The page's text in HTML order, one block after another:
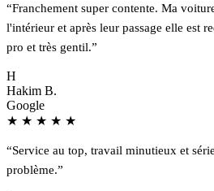
“Franchement super contente. Ma
l'intérieur et après leur passage elle est
pro et très gentil.”
H
Hakim B.
Google
★ ★ ★ ★ ★
“Service au top, travail minutieux et
problème.”